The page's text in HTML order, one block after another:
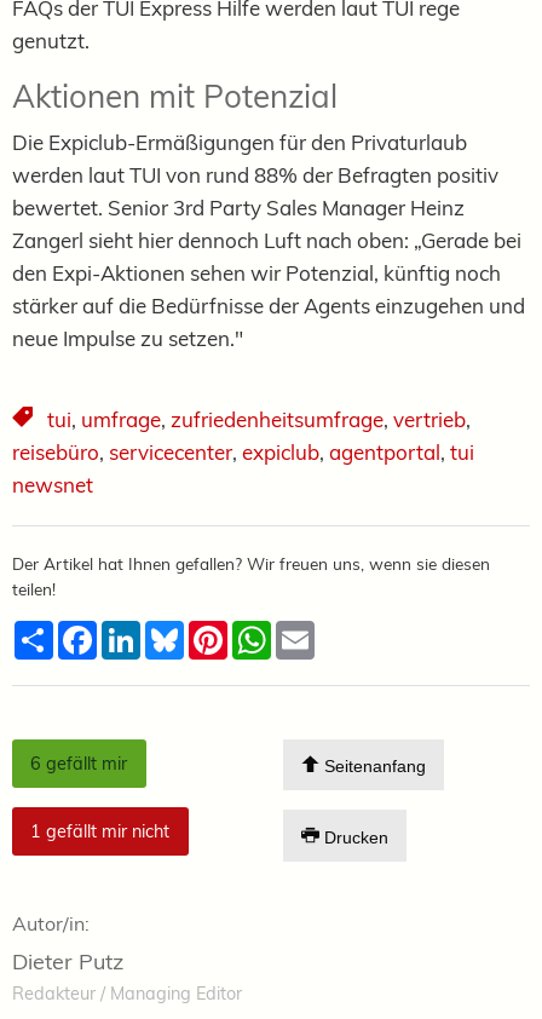
FAQs der TUI Express Hilfe werden laut TUI rege
genutzt.
Aktionen mit Potenzial
Die Expiclub-Ermäßigungen für den Privaturlaub
werden laut TUI von rund 88% der Befragten positiv
bewertet. Senior 3rd Party Sales Manager Heinz
Zangerl sieht hier dennoch Luft nach oben: „Gerade bei
den Expi-Aktionen sehen wir Potenzial, künftig noch
stärker auf die Bedürfnisse der Agents einzugehen und
neue Impulse zu setzen."
tui, umfrage, zufriedenheitsumfrage, vertrieb,
reisebüro, servicecenter, expiclub, agentportal, tui
newsnet
Der Artikel hat Ihnen gefallen? Wir freuen uns, wenn sie diesen
teilen!
TeilenFacebook
LinkedInBlueskyPinterestWhatsApp
6 gefällt mir
1 gefällt mir nicht
Seitenanfang
Drucken
Autor/in:
Dieter Putz
Redakteur / Managing Editor